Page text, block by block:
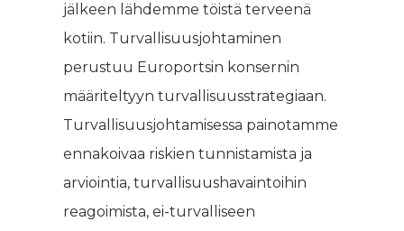
jälkeen lähdemme töistä terveenä
kotiin. Turvallisuusjohtaminen
perustuu Europortsin konsernin
määriteltyyn turvallisuusstrategiaan.
Turvallisuusjohtamisessa painotamme
ennakoivaa riskien tunnistamista ja
arviointia, turvallisuushavaintoihin
reagoimista, ei-turvalliseen